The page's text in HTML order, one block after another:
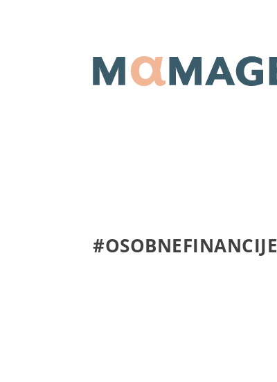
#OSOBNEFINANCIJE